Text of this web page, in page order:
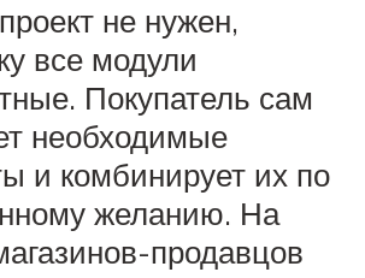
не нужен,
все модули
Покупатель сам
необходимые
и комбинирует их по
желанию. На
продавцов